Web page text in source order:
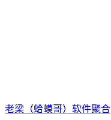
老梁（蛤蟆哥） 软件聚合